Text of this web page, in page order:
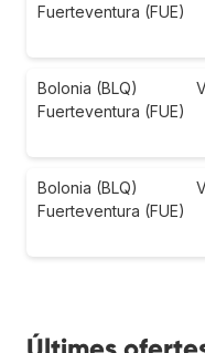
Fuerteventura (FUE)
Bolonia (BLQ)
Fuerteventura (FUE)
Bolonia (BLQ)
Fuerteventura (FUE)